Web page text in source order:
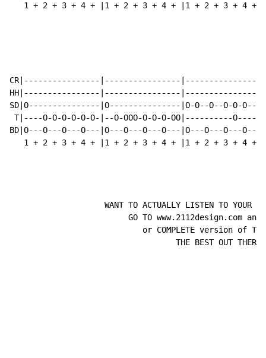
1 + 2 + 3 + 4 + |1 + 2 + 3 + 4 + |1 + 2 + 3 + 4 +
CR|----------------|----------------
HH|----------------|----------------
SD|O---------------|O---------------|O-O--O--O-O-
T|----O-O-O-O-O-O-|--O-OOO-O-O-O-OO|----------O-----|--
BD|O---O---O---O---|O---O---O---O---|O---O---O---
1 + 2 + 3 + 4 + |1 + 2 + 3 + 4 + |1 + 2 + 3 + 4 +
WANT TO ACTUALLY LISTEN TO YOUR
GO TO www.2112design.com and
or COMPLETE version of
THE BEST OUT